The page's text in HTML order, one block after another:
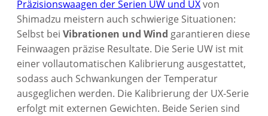
Präzisionswaagen der Serien UW und UXvon
Shimadzu meistern auch schwierige Situationen:
Selbst bei Vibrationen und Wind garantieren diese
Feinwaagen präzise Resultate. Die Serie UW ist mit
einer vollautomatischen Kalibrierung ausgestattet,
sodass auch Schwankungen der Temperatur
ausgeglichen werden. Die Kalibrierung der UX-Serie
erfolgt mit externen Gewichten. Beide Serien sind